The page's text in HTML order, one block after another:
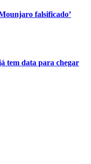
falsificado’
tem data para chegar